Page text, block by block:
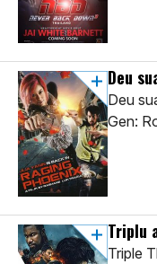
Deu
Deu
Gen:
Triplu
Triple